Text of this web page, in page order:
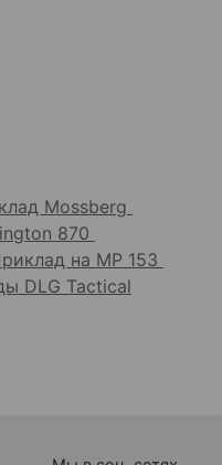
Mossberg
870
на МР 153
DLG Tactical